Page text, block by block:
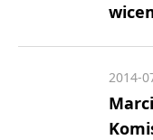
2014-